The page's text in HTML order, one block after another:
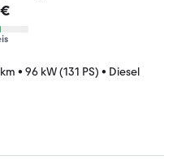
• 96 kW (131 PS) • Diesel